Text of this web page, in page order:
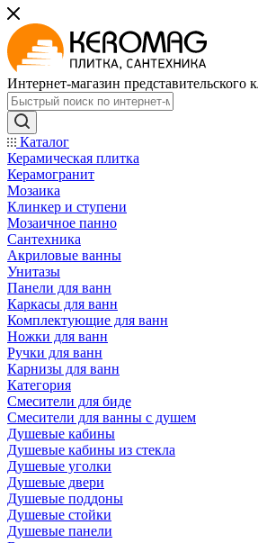
Интернет-магазин представительского
Каталог
Керамическая плитка
Керамогранит
Мозаика
Клинкер и ступени
Мозаичное панно
Сантехника
Акриловые ванны
Унитазы
Панели для ванн
Каркасы для ванн
Комплектующие для ванн
Ножки для ванн
Ручки для ванн
Карнизы для ванн
Категория
Смесители для биде
Смесители для ванны с душем
Душевые кабины
Душевые кабины из стекла
Душевые уголки
Душевые двери
Душевые поддоны
Душевые стойки
Душевые панели